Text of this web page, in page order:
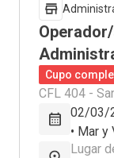
Cupo
CFL 404 -
02/03/
• Mar
Lugar